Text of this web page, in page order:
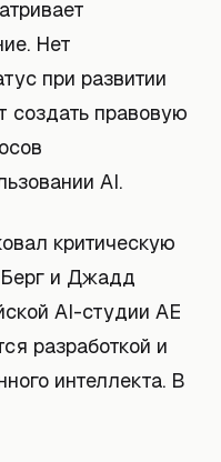
Нет
при развитии
создать правовую
AI.
критическую
и Джадд
AI-студии AE
разработкой и
интеллекта. В